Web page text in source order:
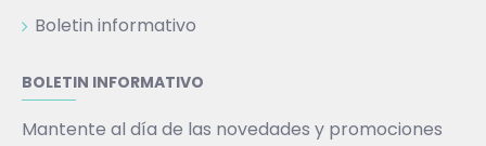
Boletin informativo
BOLETIN INFORMATIVO
Mantente al día de las novedades y promociones